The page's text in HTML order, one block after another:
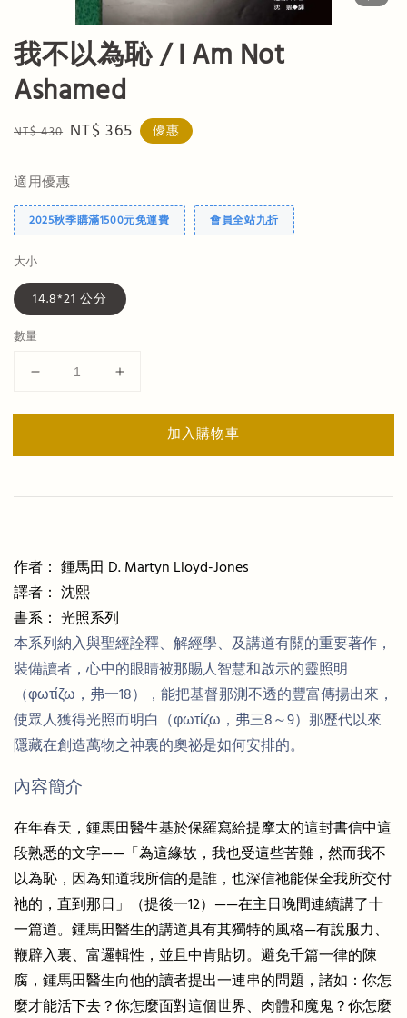
我不以為恥 / I Am Not
Ashamed
Regular
NT$ 430 Sale
NT$ 365 優惠
適用優惠
2025秋季購滿1500元免運費 會員全站九折
大小
14.8*21 公分
數量
加入購物車
作者： 鍾馬田 D. Martyn Lloyd-Jones
譯者： 沈熙
書系： 光照系列
本系列納入與聖經詮釋、解經學、及講道有關的重要著作，
裝備讀者，心中的眼睛被那賜人智慧和啟示的靈照明
（φωτίζω，弗一18），能把基督那測不透的豐富傳揚出來，
使眾人獲得光照而明白（φωτίζω，弗三8～9）那歷代以來
隱藏在創造萬物之神裏的奧祕是如何安排的。
內容簡介
在年春天，鍾馬田醫生基於保羅寫給提摩太的這封書信中這
段熟悉的文字——「為這緣故，我也受這些苦難，然而我不
以為恥，因為知道我所信的是誰，也深信祂能保全我所交付
祂的，直到那日」（提後一12）——在主日晚間連續講了十
一篇道。鍾馬田醫生的講道具有其獨特的風格—有說服力、
鞭辟入裏、富邏輯性，並且中肯貼切。避免千篇一律的陳
腐，鍾馬田醫生向他的讀者提出一連串的問題，諸如：你怎
麼才能活下去？你怎麼面對這個世界、肉體和魔鬼？你怎麼